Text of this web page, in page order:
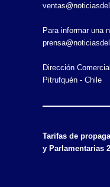
Para informar una
Dirección
Pitrufquén - Chile
Tarifas de
y Parlamentarias